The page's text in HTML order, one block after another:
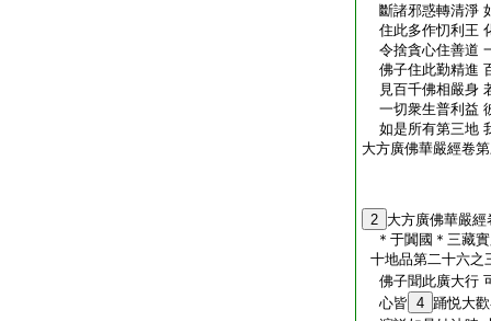
斷諸邪惑轉清淨
住此多作忉利王
令捨貪心住善道
佛子住此勤精進
見百千佛相嚴身
一切衆生普利益
如是所有第三地
大方廣佛華嚴經卷
2 大方廣佛華嚴
＊于闐國＊三藏
十地品第二十六之
佛子聞此廣大行
心皆 4 踊悦大